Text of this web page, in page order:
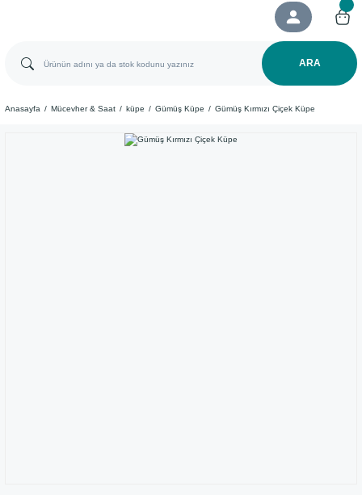
ARA
Anasayfa Mücevher & Saat küpe Gümüş Küpe Gümüş Kırmızı Çiçek Küpe